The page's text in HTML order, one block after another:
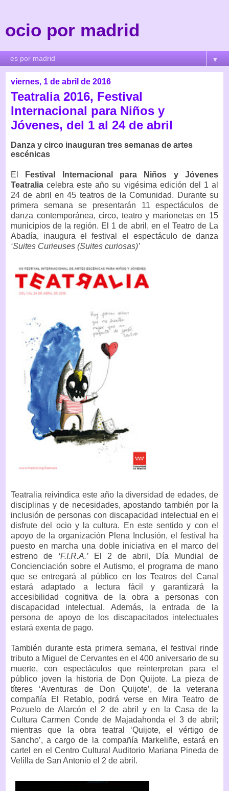
ocio por madrid
▼
viernes, 1 de abril de 2016
Teatralia 2016, Festival
Internacional para Niños y
Jóvenes, del 1 al 24 de abril
Danza y circo inauguran tres semanas de artes
escénicas
El
Festival Internacional para Niños y Jóvenes
Teatralia celebra este año su vigésima edición del 1 al
24 de abril en 45 teatros de la Comunidad. Durante su
primera semana se presentarán 11 espectáculos de
danza contemporánea, circo, teatro y marionetas en 15
municipios de la región. El 1 de abril, en el Teatro de La
Abadía, inaugura el festival el espectáculo de danza
‘Suites Curieuses (Suites curiosas)’
Teatralia reivindica este año la diversidad de edades, de
disciplinas y de necesidades, apostando también por la
inclusión de personas con discapacidad intelectual en el
disfrute del ocio y la cultura. En este sentido y con el
apoyo de la organización Plena Inclusión, el festival ha
puesto en marcha una doble iniciativa en el marco del
estreno de ‘F.I.R.A.’ El 2 de abril, Día Mundial de
Concienciación sobre el Autismo, el programa de mano
que se entregará al público en los Teatros del Canal
estará adaptado a lectura fácil y garantizará la
accesibilidad cognitiva de la obra a personas con
discapacidad intelectual. Además, la entrada de la
persona de apoyo de los discapacitados intelectuales
estará exenta de pago.
También durante esta primera semana, el festival rinde
tributo a Miguel de Cervantes en el 400 aniversario de su
muerte, con espectáculos que reinterpretan para el
público joven la historia de Don Quijote. La pieza de
títeres ‘Aventuras de Don Quijote’, de la veterana
compañía El Retablo, podrá verse en Mira Teatro de
Pozuelo de Alarcón el 2 de abril y en la Casa de la
Cultura Carmen Conde de Majadahonda el 3 de abril;
mientras que la obra teatral ‘Quijote, el vértigo de
Sancho’, a cargo de la compañía Markeliñe, estará en
cartel en el Centro Cultural Auditorio Mariana Pineda de
Velilla de San Antonio el 2 de abril.